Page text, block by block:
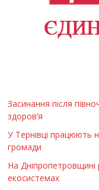
Засинання після
здоров’я
У Тернівці працюють
громади
На Дніпропетровщині
екосистемах